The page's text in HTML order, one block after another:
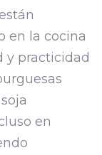
en la cocina
y practicidad
en